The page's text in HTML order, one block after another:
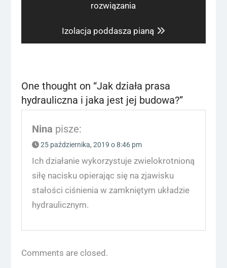
rozwiązania
Next
post:
Izolacja poddasza pianą
One thought on “Jak działa prasa
hydrauliczna i jaka jest jej budowa?”
Nina pisze:
25 października, 2019 o 8:46 pm
Ich działanie wykorzystuje zwielokrotnioną
siłę nacisku opierając się na zjawisku
stałości ciśnienia w zamkniętym układzie
hydraulicznym.
Comments are closed.